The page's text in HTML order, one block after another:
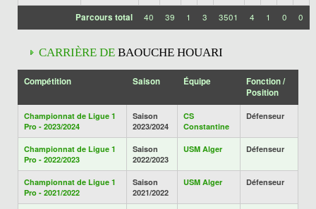
Parcours total 40 39 1 3 3501 4 1 0 0
CARRIÈRE DE BAOUCHE HOUARI
Compétition Saison Équipe
Fonction /
Position
Championnat de Ligue 1
Pro - 2023/2024
Saison
2023/2024
CS
Constantine
Défenseur
Championnat de Ligue 1
Pro - 2022/2023
Saison
2022/2023
USM Alger Défenseur
Championnat de Ligue 1
Pro - 2021/2022
Saison
2021/2022
USM Alger Défenseur